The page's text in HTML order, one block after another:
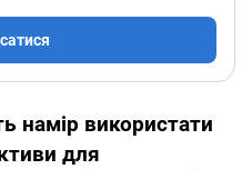
намір використати
для